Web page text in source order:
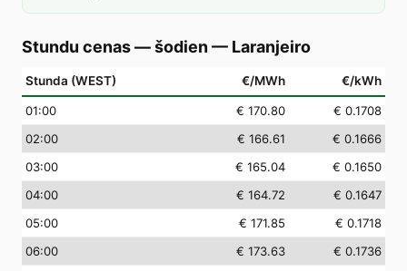
Stundu cenas — šodien — Laranjeiro
Stunda (WEST) €/MWh €/kWh
01:00 € 170.80
€ 0.1708
02:00 € 166.61
€ 0.1666
03:00 € 165.04
€ 0.1650
04:00 € 164.72
€ 0.1647
05:00 € 171.85
€ 0.1718
06:00 € 173.63
€ 0.1736